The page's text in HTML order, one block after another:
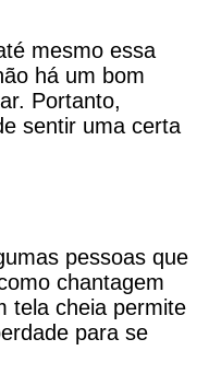
mesmo essa
há um bom
Portanto,
sentir uma certa
pessoas que
chantagem
tela cheia permite
para se